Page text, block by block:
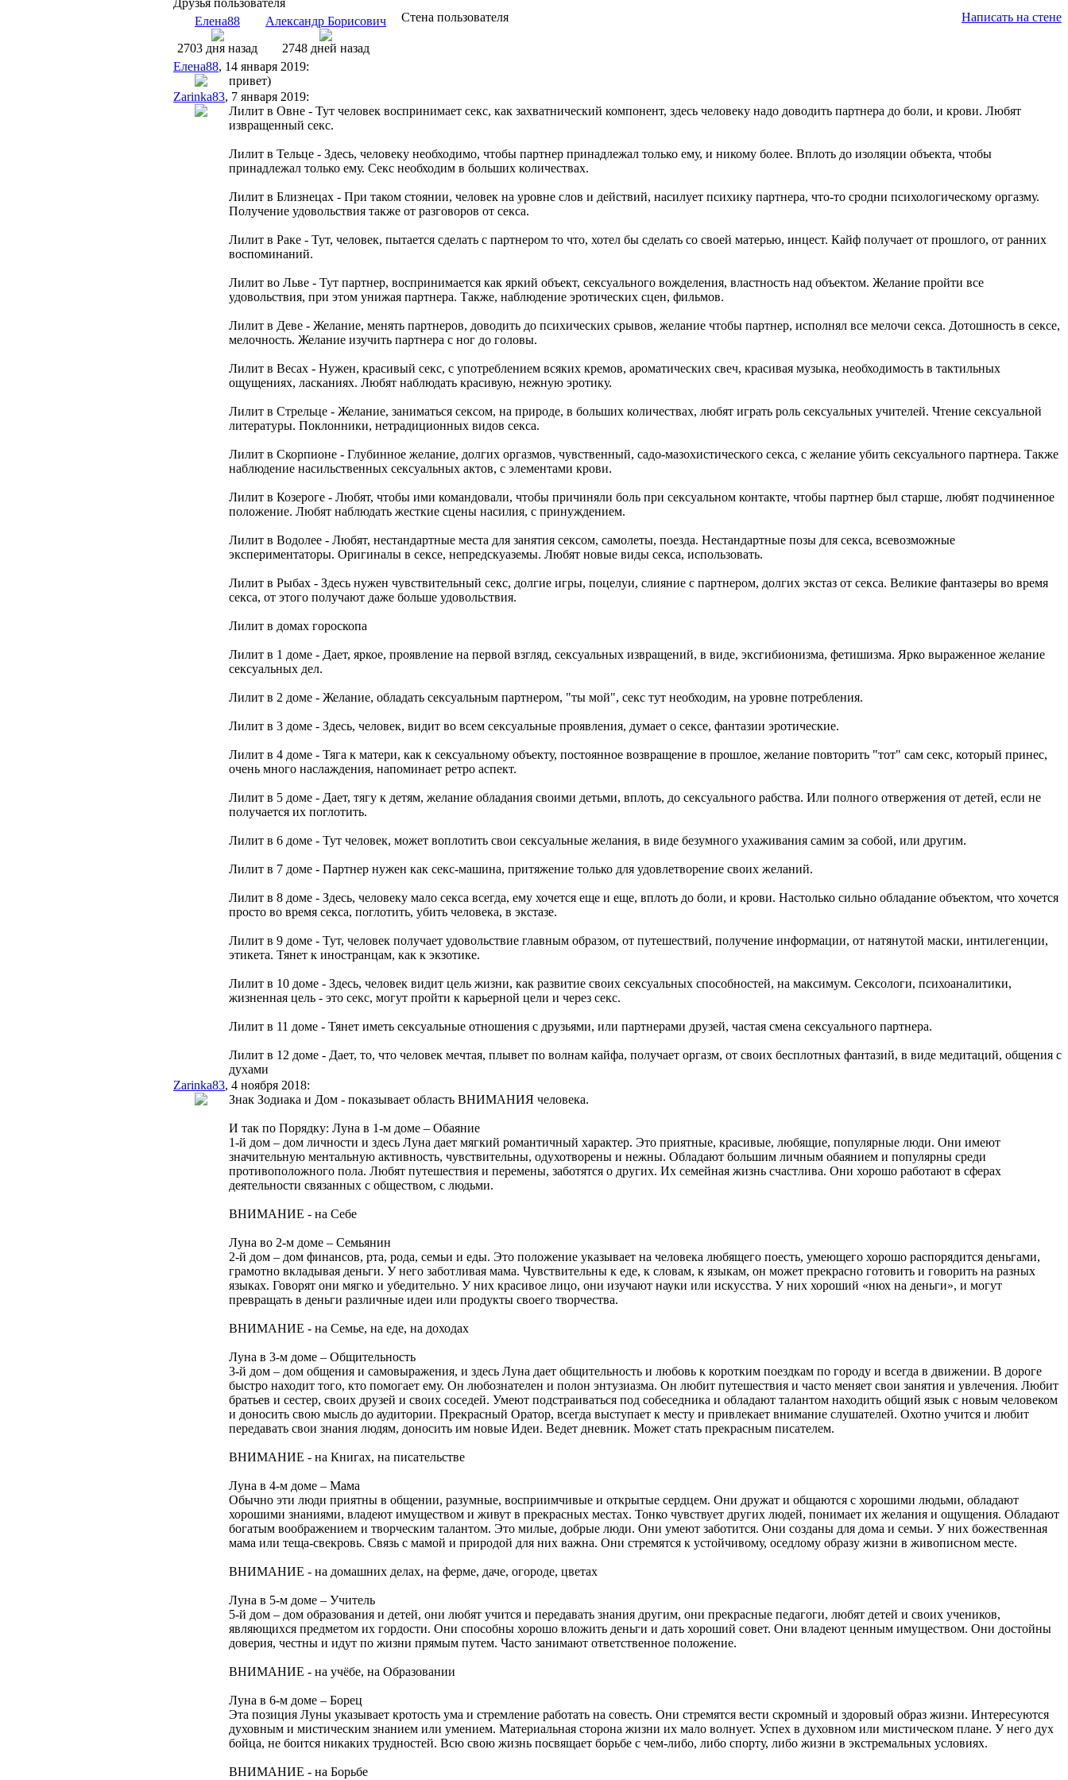
Друзья пользователя
Елена88
2703 дня назад
Александр Борисович
2748 дней назад
Стена пользователя Написать на стене
Елена88, 14 января 2019:
привет)
Zarinka83, 7 января 2019:
Лилит в Овне - Тут человек воспринимает секс, как захватнический компонент, здесь человеку надо доводить партнера до боли, и крови. Любят
извращенный секс.
Лилит в Тельце - Здесь, человеку необходимо, чтобы партнер принадлежал только ему, и никому более. Вплоть до изоляции объекта, чтобы
принадлежал только ему. Секс необходим в больших количествах.
Лилит в Близнецах - При таком стоянии, человек на уровне слов и действий, насилует психику партнера, что-то сродни психологическому оргазму.
Получение удовольствия также от разговоров от секса.
Лилит в Раке - Тут, человек, пытается сделать с партнером то что, хотел бы сделать со своей матерью, инцест. Кайф получает от прошлого, от ранних
воспоминаний.
Лилит во Льве - Тут партнер, воспринимается как яркий объект, сексуального вожделения, властность над объектом. Желание пройти все
удовольствия, при этом унижая партнера. Также, наблюдение эротических сцен, фильмов.
Лилит в Деве - Желание, менять партнеров, доводить до психических срывов, желание чтобы партнер, исполнял все мелочи секса. Дотошность в сексе,
мелочность. Желание изучить партнера с ног до головы.
Лилит в Весах - Нужен, красивый секс, с употреблением всяких кремов, ароматических свеч, красивая музыка, необходимость в тактильных
ощущениях, ласканиях. Любят наблюдать красивую, нежную эротику.
Лилит в Стрельце - Желание, заниматься сексом, на природе, в больших количествах, любят играть роль сексуальных учителей. Чтение сексуальной
литературы. Поклонники, нетрадиционных видов секса.
Лилит в Скорпионе - Глубинное желание, долгих оргазмов, чувственный, садо-мазохистического секса, с желание убить сексуального партнера. Также
наблюдение насильственных сексуальных актов, с элементами крови.
Лилит в Козероге - Любят, чтобы ими командовали, чтобы причиняли боль при сексуальном контакте, чтобы партнер был старше, любят подчиненное
положение. Любят наблюдать жесткие сцены насилия, с принуждением.
Лилит в Водолее - Любят, нестандартные места для занятия сексом, самолеты, поезда. Нестандартные позы для секса, всевозможные
экспериментаторы. Оригиналы в сексе, непредскуаземы. Любят новые виды секса, использовать.
Лилит в Рыбах - Здесь нужен чувствительный секс, долгие игры, поцелуи, слияние с партнером, долгих экстаз от секса. Великие фантазеры во время
секса, от этого получают даже больше удовольствия.
Лилит в домах гороскопа
Лилит в 1 доме - Дает, яркое, проявление на первой взгляд, сексуальных извращений, в виде, эксгибионизма, фетишизма. Ярко выраженное желание
сексуальных дел.
Лилит в 2 доме - Желание, обладать сексуальным партнером, "ты мой", секс тут необходим, на уровне потребления.
Лилит в 3 доме - Здесь, человек, видит во всем сексуальные проявления, думает о сексе, фантазии эротические.
Лилит в 4 доме - Тяга к матери, как к сексуальному объекту, постоянное возвращение в прошлое, желание повторить "тот" сам секс, который принес,
очень много наслаждения, напоминает ретро аспект.
Лилит в 5 доме - Дает, тягу к детям, желание обладания своими детьми, вплоть, до сексуального рабства. Или полного отвержения от детей, если не
получается их поглотить.
Лилит в 6 доме - Тут человек, может воплотить свои сексуальные желания, в виде безумного ухаживания самим за собой, или другим.
Лилит в 7 доме - Партнер нужен как секс-машина, притяжение только для удовлетворение своих желаний.
Лилит в 8 доме - Здесь, человеку мало секса всегда, ему хочется еще и еще, вплоть до боли, и крови. Настолько сильно обладание объектом, что хочется
просто во время секса, поглотить, убить человека, в экстазе.
Лилит в 9 доме - Тут, человек получает удовольствие главным образом, от путешествий, получение информации, от натянутой маски, интилегенции,
этикета. Тянет к иностранцам, как к экзотике.
Лилит в 10 доме - Здесь, человек видит цель жизни, как развитие своих сексуальных способностей, на максимум. Сексологи, психоаналитики,
жизненная цель - это секс, могут пройти к карьерной цели и через секс.
Лилит в 11 доме - Тянет иметь сексуальные отношения с друзьями, или партнерами друзей, частая смена сексуального партнера.
Лилит в 12 доме - Дает, то, что человек мечтая, плывет по волнам кайфа, получает оргазм, от своих бесплотных фантазий, в виде медитаций, общения с
духами
Zarinka83, 4 ноября 2018:
Знак Зодиака и Дом - показывает область ВНИМАНИЯ человека.
И так по Порядку: Луна в 1-м доме – Обаяние
1-й дом – дом личности и здесь Луна дает мягкий романтичный характер. Это приятные, красивые, любящие, популярные люди. Они имеют
значительную ментальную активность, чувствительны, одухотворены и нежны. Обладают большим личным обаянием и популярны среди
противоположного пола. Любят путешествия и перемены, заботятся о других. Их семейная жизнь счастлива. Они хорошо работают в сферах
деятельности связанных с обществом, с людьми.
ВНИМАНИЕ - на Себе
Луна во 2-м доме – Семьянин
2-й дом – дом финансов, рта, рода, семьи и еды. Это положение указывает на человека любящего поесть, умеющего хорошо распорядится деньгами,
грамотно вкладывая деньги. У него заботливая мама. Чувствительны к еде, к словам, к языкам, он может прекрасно готовить и говорить на разных
языках. Говорят они мягко и убедительно. У них красивое лицо, они изучают науки или искусства. У них хороший «нюх на деньги», и могут
превращать в деньги различные идеи или продукты своего творчества.
ВНИМАНИЕ - на Семье, на еде, на доходах
Луна в 3-м доме – Общительность
3-й дом – дом общения и самовыражения, и здесь Луна дает общительность и любовь к коротким поездкам по городу и всегда в движении. В дороге
быстро находит того, кто помогает ему. Он любознателен и полон энтузиазма. Он любит путешествия и часто меняет свои занятия и увлечения. Любит
братьев и сестер, своих друзей и своих соседей. Умеют подстраиваться под собеседника и обладают талантом находить общий язык с новым человеком
и доносить свою мысль до аудитории. Прекрасный Оратор, всегда выступает к месту и привлекает внимание слушателей. Охотно учится и любит
передавать свои знания людям, доносить им новые Идеи. Ведет дневник. Может стать прекрасным писателем.
ВНИМАНИЕ - на Книгах, на писательстве
Луна в 4-м доме – Мама
Обычно эти люди приятны в общении, разумные, восприимчивые и открытые сердцем. Они дружат и общаются с хорошими людьми, обладают
хорошими знаниями, владеют имуществом и живут в прекрасных местах. Тонко чувствует других людей, понимает их желания и ощущения. Обладают
богатым воображением и творческим талантом. Это милые, добрые люди. Они умеют заботится. Они созданы для дома и семьи. У них божественная
мама или теща-свекровь. Связь с мамой и природой для них важна. Они стремятся к устойчивому, оседлому образу жизни в живописном месте.
ВНИМАНИЕ - на домашних делах, на ферме, даче, огороде, цветах
Луна в 5-м доме – Учитель
5-й дом – дом образования и детей, они любят учится и передавать знания другим, они прекрасные педагоги, любят детей и своих учеников,
являющихся предметом их гордости. Они способны хорошо вложить деньги и дать хороший совет. Они владеют ценным имуществом. Они достойны
доверия, честны и идут по жизни прямым путем. Часто занимают ответственное положение.
ВНИМАНИЕ - на учёбе, на Образовании
Луна в 6-м доме – Борец
Эта позиция Луны указывает кротость ума и стремление работать на совесть. Они стремятся вести скромный и здоровый образ жизни. Интересуются
духовным и мистическим знанием или умением. Материальная сторона жизни их мало волнует. Успех в духовном или мистическом плане. У него дух
бойца, не боится никаких трудностей. Всю свою жизнь посвящает борьбе с чем-либо, либо спорту, либо жизни в экстремальных условиях.
ВНИМАНИЕ - на Борьбе